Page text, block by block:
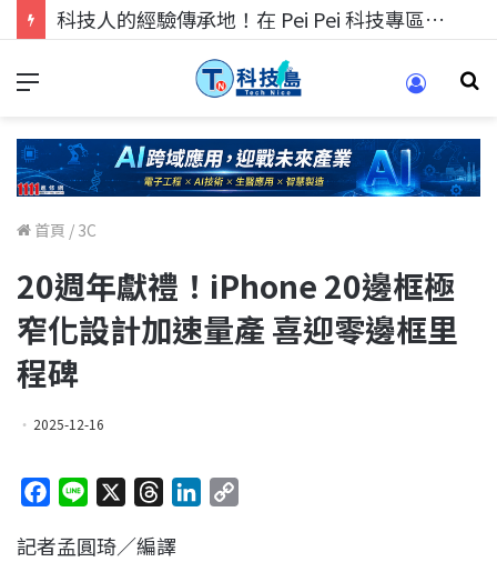
科技人的經驗傳承地！在 Pei Pei 科技專區，與學弟妹交流最硬核的技術
首頁 / 3C
20週年獻禮！iPhone 20邊框極
窄化設計加速量產 喜迎零邊框里
程碑
2025-12-16
c
n
r
記者孟圓琦／編譯